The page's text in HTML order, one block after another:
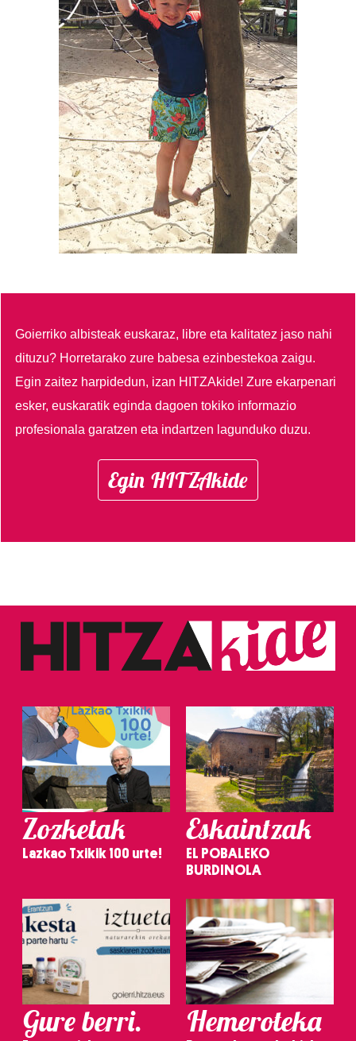
Goierriko albisteak euskaraz, libre eta kalitatez jaso nahi
dituzu? Horretarako zure babesa ezinbestekoa zaigu.
Egin zaitez harpidedun, izan HITZAkide!Zure ekarpenari
esker, euskaratik eginda dagoen tokiko informazio
profesionala garatzen eta indartzen lagunduko duzu.
Egin HITZAkide
Zozketak
Lazkao Txikik 100 urte!
Eskaintzak
EL POBALEKO
BURDINOLA
Gure berri. Hemeroteka